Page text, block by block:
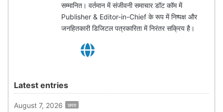
सम्मानित। वर्तमान में संजीवनी समाचार डॉट कॉम में
Publisher & Editor-in-Chief के रूप में निष्पक्ष और
जनहितकारी डिजिटल पत्रकारिता में निरंतर सक्रिय है।
Latest entries
August 7, 2026 छपरा